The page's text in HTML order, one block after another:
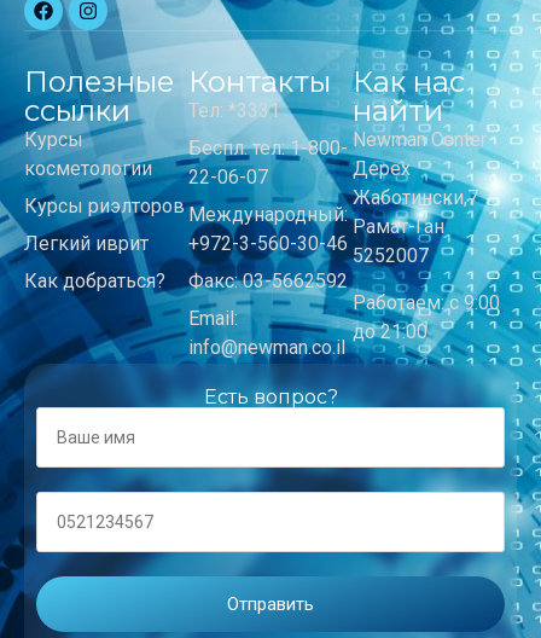
Полезные
ссылки
Курсы
косметологии
Курсы риэлторов
Легкий иврит
Как добраться?
Контакты
Тел: *3331
Беспл. тел: 1-800-
22-06-07
Международный:
+972-3-560-30-46
Факс: 03-5662592
Email:
info@newman.co.il
Как нас
найти
Newman Center
Дерех
Жаботински,7
Рамат-Ган
5252007
Работаем: с 9:00
до 21:00
Есть вопрос?